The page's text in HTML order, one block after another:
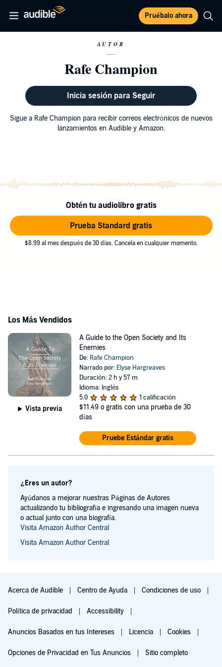
Pruébalo ahora
AUTOR
Rafe Champion
Inicia sesión para Seguir
Sigue a Rafe Champion para recibir correos electrónicos de nuevos
lanzamientos en Audible y Amazon.
Obtén tu audiolibro gratis
Prueba Standard gratis
$8.99 al mes después de 30 días. Cancela en cualquier momento.
Los Más Vendidos
Vista previa
A Guide to the Open Society and Its
Enemies
De: Rafe Champion
Narrado por: Elyse Hargreaves
Duración: 2 h y 57 m
Idioma: Inglés
5.0
1 calificación
$11.49 o gratis con una prueba de 30
días
Pruebe Estándar gratis
¿Eres un autor?
Ayúdanos a mejorar nuestras Páginas de Autores
actualizando tu bibliografía e ingresando una imagen nueva
o actual junto con una biografía.
Visita Amazon Author Central
Visita Amazon Author Central
Acerca de Audible Centro de Ayuda Condiciones de uso
Política de privacidad Accessibility
Anuncios Basados en tus Intereses Licencia Cookies
Opciones de Privacidad en Tus Anuncios Sitio completo